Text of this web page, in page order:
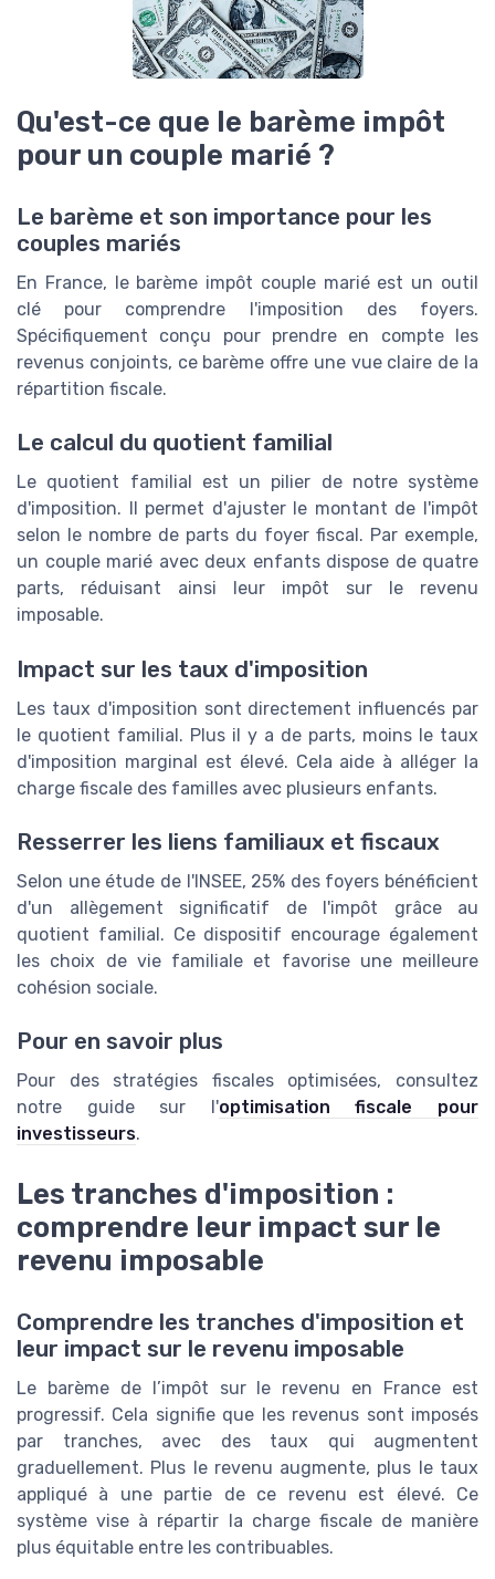
Qu'est-ce que le barème impôt
pour un couple marié ?
Le barème et son importance pour les
couples mariés
En France, le barème impôt couple marié est un outil
clé pour comprendre l'imposition des foyers.
Spécifiquement conçu pour prendre en compte les
revenus conjoints, ce barème offre une vue claire de la
répartition fiscale.
Le calcul du quotient familial
Le quotient familial est un pilier de notre système
d'imposition. Il permet d'ajuster le montant de l'impôt
selon le nombre de parts du foyer fiscal. Par exemple,
un couple marié avec deux enfants dispose de quatre
parts, réduisant ainsi leur impôt sur le revenu
imposable.
Impact sur les taux d'imposition
Les taux d'imposition sont directement influencés par
le quotient familial. Plus il y a de parts, moins le taux
d'imposition marginal est élevé. Cela aide à alléger la
charge fiscale des familles avec plusieurs enfants.
Resserrer les liens familiaux et fiscaux
Selon une étude de l'INSEE, 25% des foyers bénéficient
d'un allègement significatif de l'impôt grâce au
quotient familial. Ce dispositif encourage également
les choix de vie familiale et favorise une meilleure
cohésion sociale.
Pour en savoir plus
Pour des stratégies fiscales optimisées, consultez
notre guide sur l'optimisation fiscale pour
investisseurs.
Les tranches d'imposition :
comprendre leur impact sur le
revenu imposable
Comprendre les tranches d'imposition et
leur impact sur le revenu imposable
Le barème de l’impôt sur le revenu en France est
progressif. Cela signifie que les revenus sont imposés
par tranches, avec des taux qui augmentent
graduellement. Plus le revenu augmente, plus le taux
appliqué à une partie de ce revenu est élevé. Ce
système vise à répartir la charge fiscale de manière
plus équitable entre les contribuables.